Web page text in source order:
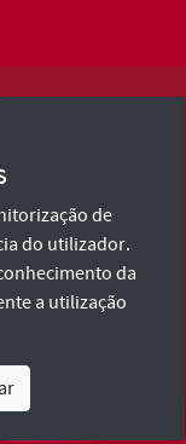
de
do utilizador.
da
a utilização